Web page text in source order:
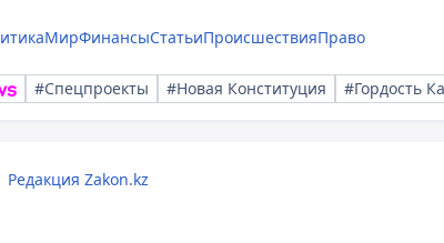
МирФинансыСтатьиПроисшествияПраво
#Спецпроекты #Новая Конституция #Гордость
Редакция Zakon.kz